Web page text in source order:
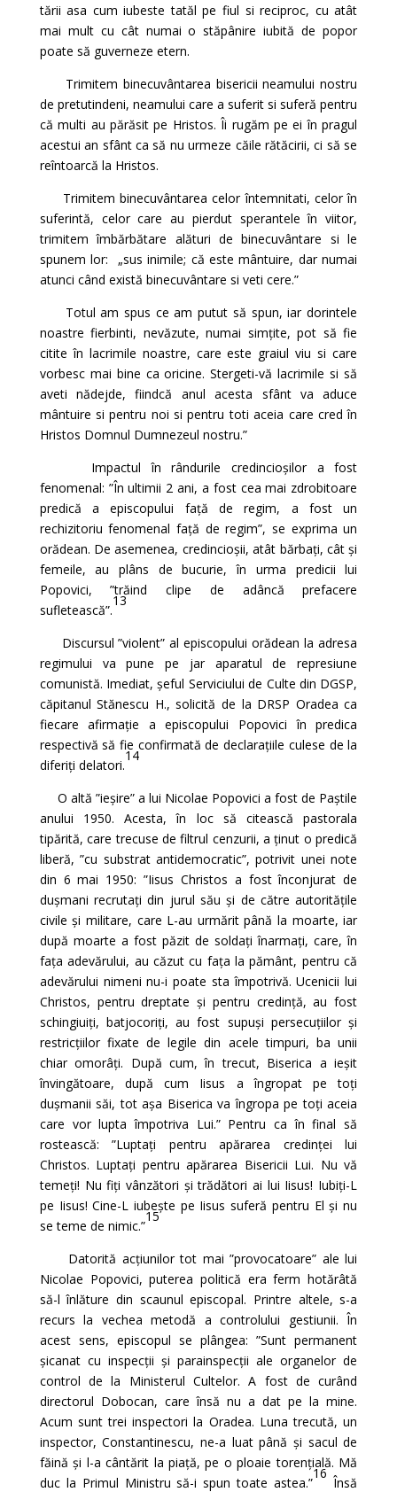
tării asa cum iubeste tatăl pe fiul si reciproc, cu atât
mai mult cu cât numai o stăpânire iubită de popor
poate să guverneze etern.
Trimitem binecuvântarea bisericii neamului nostru
de pretutindeni, neamului care a suferit si suferă pentru
că multi au părăsit pe Hristos. Îi rugăm pe ei în pragul
acestui an sfânt ca să nu urmeze căile rătăcirii, ci să se
reîntoarcă la Hristos.
Trimitem binecuvântarea celor întemnitati, celor în
suferintă, celor care au pierdut sperantele în viitor,
trimitem îmbărbătare alături de binecuvântare si le
spunem lor: „sus inimile; că este mântuire, dar numai
atunci când există binecuvântare si veti cere.”
Totul am spus ce am putut să spun, iar dorintele
noastre fierbinti, nevăzute, numai simțite, pot să fie
citite în lacrimile noastre, care este graiul viu si care
vorbesc mai bine ca oricine. Stergeti-vă lacrimile si să
aveti nădejde, fiindcă anul acesta sfânt va aduce
mântuire si pentru noi si pentru toti aceia care cred în
Hristos Domnul Dumnezeul nostru.”
Impactul în rândurile credincioșilor a fost
fenomenal: ”În ultimii 2 ani, a fost cea mai zdrobitoare
predică a episcopului față de regim, a fost un
rechizitoriu fenomenal față de regim”, se exprima un
orădean. De asemenea, credincioșii, atât bărbați, cât și
femeile, au plâns de bucurie, în urma predicii lui
Popovici, ”trăind clipe de adâncă prefacere
sufletească”.
13
Discursul ”violent” al episcopului orădean la adresa
regimului va pune pe jar aparatul de represiune
comunistă. Imediat, șeful Serviciului de Culte din DGSP,
căpitanul Stănescu H., solicită de la DRSP Oradea ca
fiecare afirmație a episcopului Popovici în predica
respectivă să fie confirmată de declarațiile culese de la
diferiți delatori.
14
O altă ”ieșire” a lui Nicolae Popovici a fost de Paștile
anului 1950. Acesta, în loc să citească pastorala
tipărită, care trecuse de filtrul cenzurii, a ținut o predică
liberă, ”cu substrat antidemocratic”, potrivit unei note
din 6 mai 1950: ”Iisus Christos a fost înconjurat de
dușmani recrutați din jurul său și de către autoritățile
civile și militare, care L-au urmărit până la moarte, iar
după moarte a fost păzit de soldați înarmați, care, în
fața adevărului, au căzut cu fața la pământ, pentru că
adevărului nimeni nu-i poate sta împotrivă. Ucenicii lui
Christos, pentru dreptate și pentru credință, au fost
schingiuiți, batjocoriți, au fost supuși persecuțiilor și
restricțiilor fixate de legile din acele timpuri, ba unii
chiar omorâți. După cum, în trecut, Biserica a ieșit
învingătoare, după cum Iisus a îngropat pe toți
dușmanii săi, tot așa Biserica va îngropa pe toți aceia
care vor lupta împotriva Lui.” Pentru ca în final să
rostească: ”Luptați pentru apărarea credinței lui
Christos. Luptați pentru apărarea Bisericii Lui. Nu vă
temeți! Nu fiți vânzători și trădători ai lui Iisus! Iubiți-L
pe Iisus! Cine-L iubește pe Iisus suferă pentru El și nu
se teme de nimic.”
15
Datorită acțiunilor tot mai ”provocatoare” ale lui
Nicolae Popovici, puterea politică era ferm hotărâtă
să-l înlăture din scaunul episcopal. Printre altele, s-a
recurs la vechea metodă a controlului gestiunii. În
acest sens, episcopul se plângea: ”Sunt permanent
șicanat cu inspecții și parainspecții ale organelor de
control de la Ministerul Cultelor. A fost de curând
directorul Dobocan, care însă nu a dat pe la mine.
Acum sunt trei inspectori la Oradea. Luna trecută, un
inspector, Constantinescu, ne-a luat până și sacul de
făină și l-a cântărit la piață, pe o ploaie torențială. Mă
duc la Primul Ministru să-i spun toate astea.”
16
Însă